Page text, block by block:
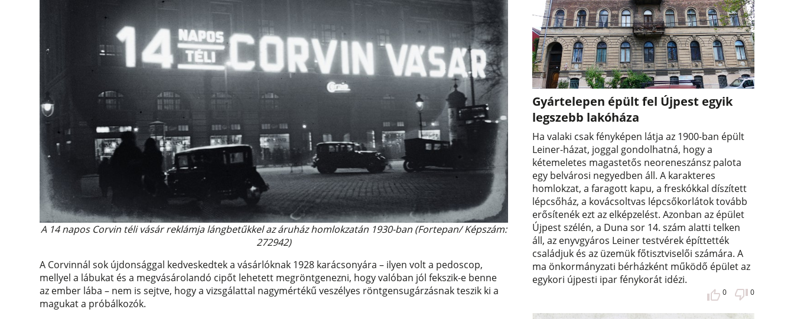
A 14 napos Corvin téli vásár reklámja lángbetűkkel az áruház homlokzatán 1930-ban (Fortepan/ Képszám:
272942)
A Corvinnál sok újdonsággal kedveskedtek a vásárlóknak 1928 karácsonyára – ilyen volt a pedoscop,
mellyel a lábukat és a megvásárolandó cipőt lehetett megröntgenezni, hogy valóban jól fekszik-e benne
az ember lába – nem is sejtve, hogy a vizsgálattal nagymértékű veszélyes röntgensugárzásnak teszik ki a
magukat a próbálkozók.
Gyártelepen épült fel Újpest egyik
legszebb lakóháza
Ha valaki csak fényképen látja az 1900-ban épült
Leiner-házat, joggal gondolhatná, hogy a
kétemeletes magastetős neoreneszánsz palota
egy belvárosi negyedben áll. A karakteres
homlokzat, a faragott kapu, a freskókkal díszített
lépcsőház, a kovácsoltvas lépcsőkorlátok tovább
erősítenék ezt az elképzelést. Azonban az épület
Újpest szélén, a Duna sor 14. szám alatti telken
áll, az enyvgyáros Leiner testvérek építtették
családjuk és az üzemük főtisztviselői számára. A
ma önkormányzati bérházként működő épület az
egykori újpesti ipar fénykorát idézi.
0 0